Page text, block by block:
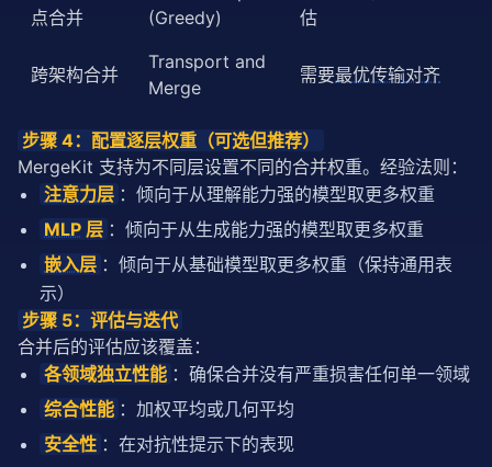
点合并
(Greedy)
估
跨架构合并
Transport and
Merge
需要最优传输对齐
步骤 4：配置逐层权重（可选但推荐）
MergeKit 支持为不同层设置不同的合并权重。经验法则：
注意力层 ：倾向于从理解能力强的模型取更多权重
MLP 层 ：倾向于从生成能力强的模型取更多权重
嵌入层 ：倾向于从基础模型取更多权重（保持通用表
示）
步骤 5：评估与迭代
合并后的评估应该覆盖：
各领域独立性能 ：确保合并没有严重损害任何单一领域
综合性能 ：加权平均或几何平均
安全性 ：在对抗性提示下的表现